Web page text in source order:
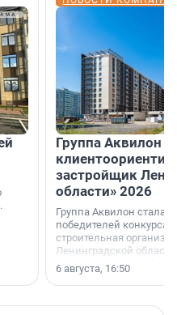
Группа Аквилон
застройщик
области» 2026
Группа Аквилон стала
победителей конкурса
строительная
Ленинградской области
номинации «Самый
застройщик
области».
6 августа, 16:50